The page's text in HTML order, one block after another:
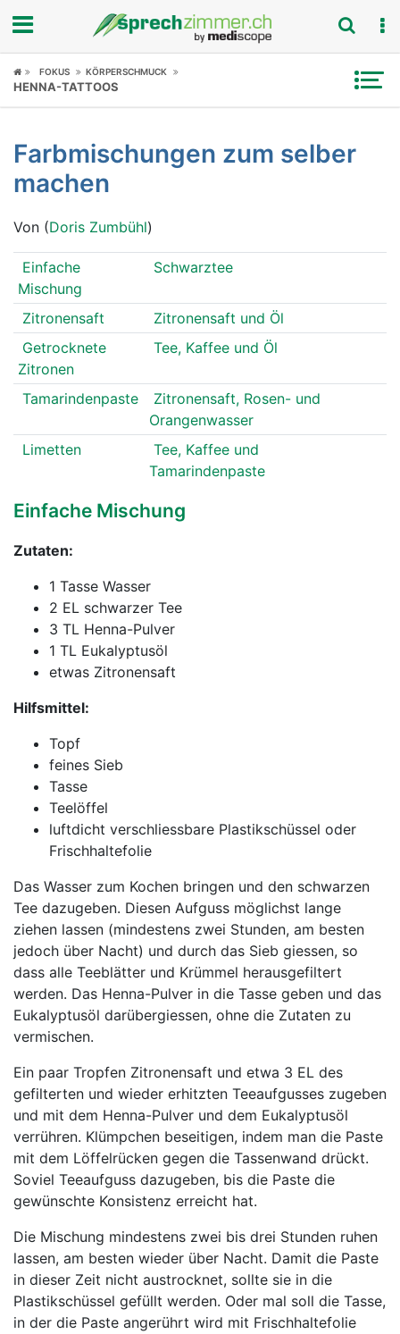
Fokus
Symptome
Ratgeber
Rubriken
FOKUS KÖRPERSCHMUCK
HENNA-TATTOOS
Farbmischungen zum selber
machen
Von (Doris Zumbühl)
Einfache
Mischung
Schwarztee
Zitronensaft
Zitronensaft und Öl
Getrocknete
Zitronen
Tee, Kaffee und Öl
Tamarindenpaste
Zitronensaft, Rosen- und
Orangenwasser
Limetten
Tee, Kaffee und
Tamarindenpaste
Einfache Mischung
Zutaten:
1 Tasse Wasser
2 EL schwarzer Tee
3 TL Henna-Pulver
1 TL Eukalyptusöl
etwas Zitronensaft
Hilfsmittel:
Topf
feines Sieb
Tasse
Teelöffel
luftdicht verschliessbare Plastikschüssel oder
Frischhaltefolie
Das Wasser zum Kochen bringen und den schwarzen
Tee dazugeben. Diesen Aufguss möglichst lange
ziehen lassen (mindestens zwei Stunden, am besten
jedoch über Nacht) und durch das Sieb giessen, so
dass alle Teeblätter und Krümmel herausgefiltert
werden. Das Henna-Pulver in die Tasse geben und das
Eukalyptusöl darübergiessen, ohne die Zutaten zu
vermischen.
Ein paar Tropfen Zitronensaft und etwa 3 EL des
gefilterten und wieder erhitzten Teeaufgusses zugeben
und mit dem Henna-Pulver und dem Eukalyptusöl
verrühren. Klümpchen beseitigen, indem man die Paste
mit dem Löffelrücken gegen die Tassenwand drückt.
Soviel Teeaufguss dazugeben, bis die Paste die
gewünschte Konsistenz erreicht hat.
Die Mischung mindestens zwei bis drei Stunden ruhen
lassen, am besten wieder über Nacht. Damit die Paste
in dieser Zeit nicht austrocknet, sollte sie in die
Plastikschüssel gefüllt werden. Oder mal soll die Tasse,
in der die Paste angerührt wird mit Frischhaltefolie